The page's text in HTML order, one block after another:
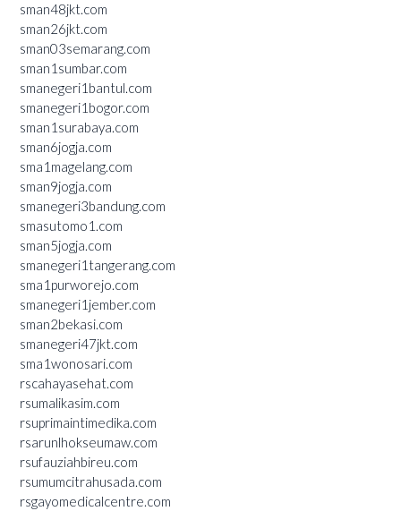
sman48jkt.com
sman26jkt.com
sman03semarang.com
sman1sumbar.com
smanegeri1bantul.com
smanegeri1bogor.com
sman1surabaya.com
sman6jogja.com
sma1magelang.com
sman9jogja.com
smanegeri3bandung.com
smasutomo1.com
sman5jogja.com
smanegeri1tangerang.com
sma1purworejo.com
smanegeri1jember.com
sman2bekasi.com
smanegeri47jkt.com
sma1wonosari.com
rscahayasehat.com
rsumalikasim.com
rsuprimaintimedika.com
rsarunlhokseumaw.com
rsufauziahbireu.com
rsumumcitrahusada.com
rsgayomedicalcentre.com